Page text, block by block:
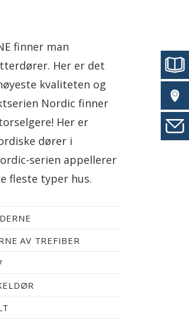
finner man
Her er det
kvaliteten og
Nordic finner
Her er
dører i
serien appellerer
fleste typer hus.
AV TREFIBER